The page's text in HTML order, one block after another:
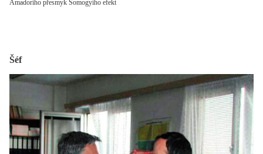
Amadoriho přesmyk Somogyiho efekt
Šéf